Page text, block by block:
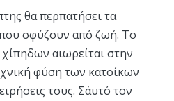
θα περπατήσει τα
σφύζουν από ζωή. Το
αιωρείται στην
φύση των κατοίκων
τους. Σ΄αυτό τον